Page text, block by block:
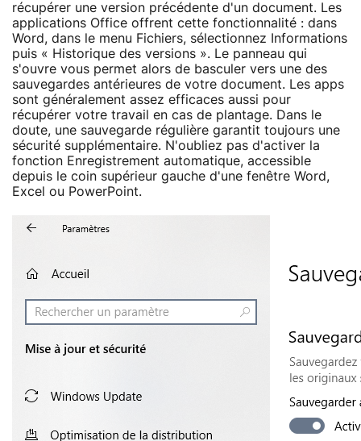
récupérer une version précédente d'un document. Les
applications Office offrent cette fonctionnalité : dans
Word, dans le menu Fichiers, sélectionnez Informations
puis « Historique des versions ». Le panneau qui
s'ouvre vous permet alors de basculer vers une des
sauvegardes antérieures de votre document. Les apps
sont généralement assez efficaces aussi pour
récupérer votre travail en cas de plantage. Dans le
doute, une sauvegarde régulière garantit toujours une
sécurité supplémentaire. N'oubliez pas d'activer la
fonction Enregistrement automatique, accessible
depuis le coin supérieur gauche d'une fenêtre Word,
Excel ou PowerPoint.